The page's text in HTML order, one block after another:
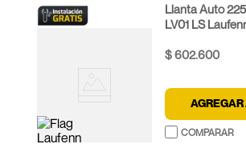
Llanta Auto
LV01 LS
$602.600